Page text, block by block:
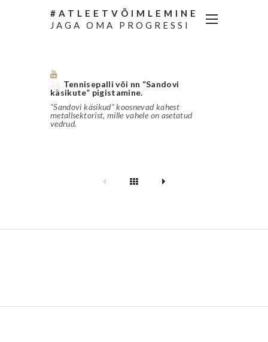
#ATLEETVÕIMLEMINE
JAGA OMA PROGRESSI
26 Tennisepalli või nn “Sandovi
käsikute” pigistamine.
“Sandovi käsikud” koosnevad kahest
metallsektorist, mille vahele on asetatud
vedrud.